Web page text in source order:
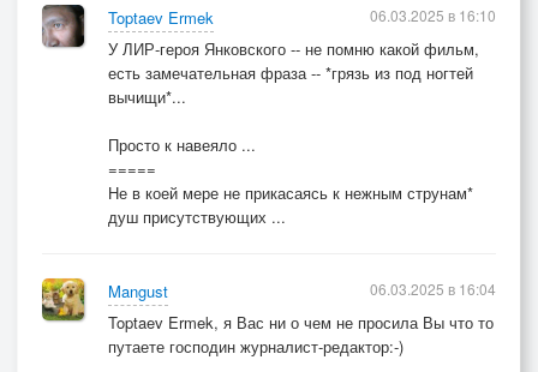
Toptaev Ermek
У ЛИР-героя Янковского -- не помню какой фильм,
есть замечательная фраза -- *грязь из под ногтей
вычищи*...
Просто к навеяло ...
=====
Не в коей мере не прикасаясь к нежным струнам*
душ присутствующих ...
06.03.2025 в 16:10
Mangust
Toptaev Ermek, я Вас ни о чем не просила Вы что то
путаете господин журналист-редактор:-)
06.03.2025 в 16:04